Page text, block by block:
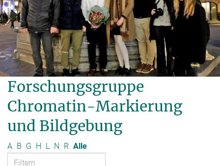
Forschungsgruppe
Chromatin-Markierung
und Bildgebung
A B G H L N R Alle